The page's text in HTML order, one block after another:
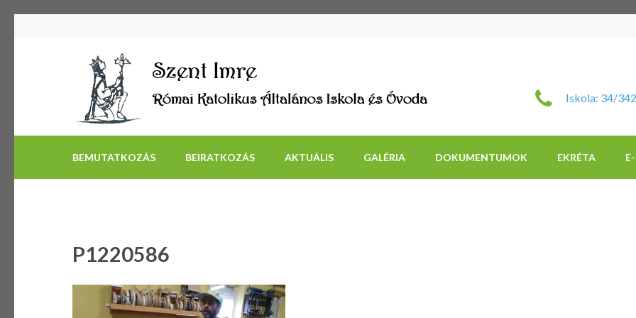
Szent Imre Római
Iskola: 34/
BEMUTATKOZÁS BEIRATKOZÁS AKTUÁLIS GALÉRIA DOKUMENTUMOK EKRÉTA
P1220586